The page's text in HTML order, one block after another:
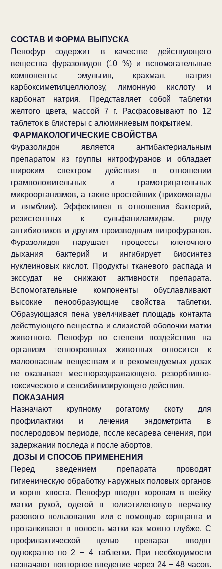
СОСТАВ И ФОРМА ВЫПУСКА
Пенофур содержит в качестве действующего
вещества фуразолидон (10 %) и вспомогательные
компоненты: эмульгин, крахмал, натрия
карбоксиметилцеллюлозу, лимонную кислоту и
карбонат натрия. Представляет собой таблетки
желтого цвета, массой7 г. Расфасовывают по 12
таблеток в блистеры с алюминиевым покрытием.
ФАРМАКОЛОГИЧЕСКИЕ СВОЙСТВА
Фуразолидон является антибактериальным
препаратом из группы нитрофуранов и обладает
широким спектром действия в отношении
грамположительных и грамотрицательных
микроорганизмов, а также простейших (трихомонады
и лямблии). Эффективен в отношении бактерий,
резистентных к сульфаниламидам, ряду
антибиотиков и другим производным нитрофуранов.
Фуразолидон нарушает процессы клеточного
дыхания бактерий и ингибирует биосинтез
нуклеиновых кислот. Продукты тканевого распада и
экссудат не снижают активности препарата.
Вспомогательные компоненты обуславливают
высокие пенообразующие свойства таблетки.
Образующаяся пена увеличивает площадь контакта
действующего вещества и слизистой оболочки матки
животного. Пенофур по степени воздействия на
организм теплокровных животных относится к
малоопасным веществам и в рекомендуемых дозах
не оказывает местнораздражающего, резорбтивно-
токсического и сенсибилизирующего действия.
ПОКАЗАНИЯ
Назначают крупному рогатому скоту для
профилактики и лечения эндометрита в
послеродовом периоде, после кесарева сечения, при
задержании последа и после абортов.
ДОЗЫ И СПОСОБ ПРИМЕНЕНИЯ
Перед введением препарата проводят
гигиеническую обработку наружных половых органов
и корня хвоста. Пенофур вводят коровам в шейку
матки рукой, одетой в полиэтиленовую перчатку
разового пользования или с помощью корнцанга и
проталкивают в полость матки как можно глубже. С
профилактической целью препарат вводят
однократно по 2 − 4 таблетки. При необходимости
назначают повторное введение через 24 − 48 часов.